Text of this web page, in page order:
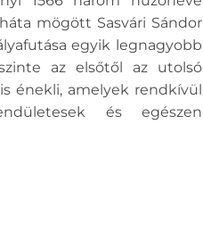
mögött Sasvári Sándor
egyik legnagyobb
az elsőtől az utolsó
énekli, amelyek rendkívül
és egészen